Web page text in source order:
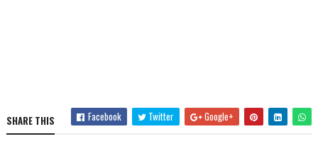
SHARE THIS Facebook Twitter Google+